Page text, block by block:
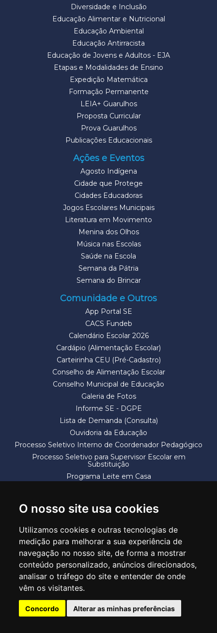
O nosso site usa cookies
Utilizamos cookies e outras tecnologias de
medição para melhorar a sua experiência de
navegação no nosso site, de forma a mostrar
conteúdo personalizado, anúncios direcionados,
analisar o tráfego do site e entender de onde
vêm os visitantes.
Concordo Alterar as minhas preferências
Diversidade e Inclusão
Educação Alimentar e Nutricional
Educação Ambiental
Educação Antirracista
Educação de Jovens e Adultos - EJA
Etapas e Modalidades de Ensino
Expedição Matemática
Formação Permanente
LEIA+ Guarulhos
Proposta Curricular
Prova Guarulhos
Publicações Educacionais
Ações e Eventos
Agosto Indígena
Cidade que Protege
Cidades Educadoras
Jogos Escolares Municipais
Literatura em Movimento
Menina dos Olhos
Música nas Escolas
Saúde na Escola
Semana da Pátria
Semana do Brincar
Comunidade e Outros
App Portal SE
CACS Fundeb
Calendário Escolar 2026
Cardápio (Alimentação Escolar)
Carteirinha CEU (Pré-Cadastro)
Conselho de Alimentação Escolar
Conselho Municipal de Educação
Galeria de Fotos
Informe SE - DGPE
Lista de Demanda (Consulta)
Ouvidoria da Educação
Processo Seletivo Interno de Coordenador Pedagógico
Processo Seletivo para Supervisor Escolar em
Substituição
Programa Leite em Casa
SECRETARIA DE EDUCAÇÃO
Rua Claudino Barbosa, 313 - Macedo - Guarulhos/SP CEP 07113-040
Central de Atendimento: *55 11 2475-7300